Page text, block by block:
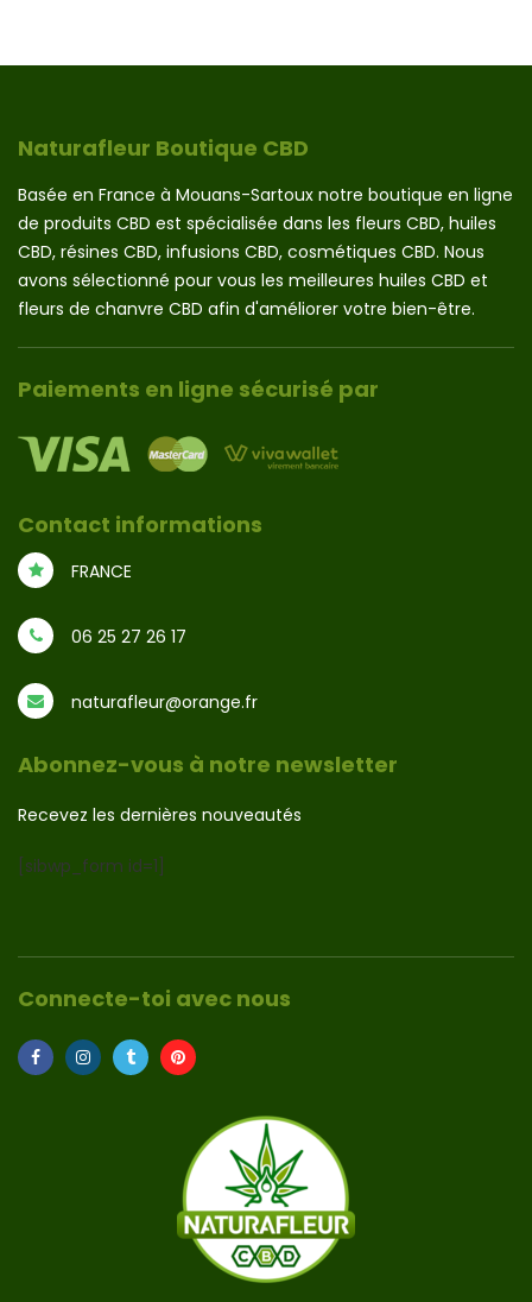
Naturafleur Boutique CBD
Basée en France à Mouans-Sartoux notre boutique en ligne
de produits CBD est spécialisée dans les fleurs CBD, huiles
CBD, résines CBD, infusions CBD, cosmétiques CBD. Nous
avons sélectionné pour vous les meilleures huiles CBD et
fleurs de chanvre CBD afin d'améliorer votre bien-être.
Paiements en ligne sécurisé par
Contact informations
FRANCE
06 25 27 26 17
naturafleur@orange.fr
Abonnez-vous à notre newsletter
Recevez les dernières nouveautés
[sibwp_form id=1]
Connecte-toi avec nous